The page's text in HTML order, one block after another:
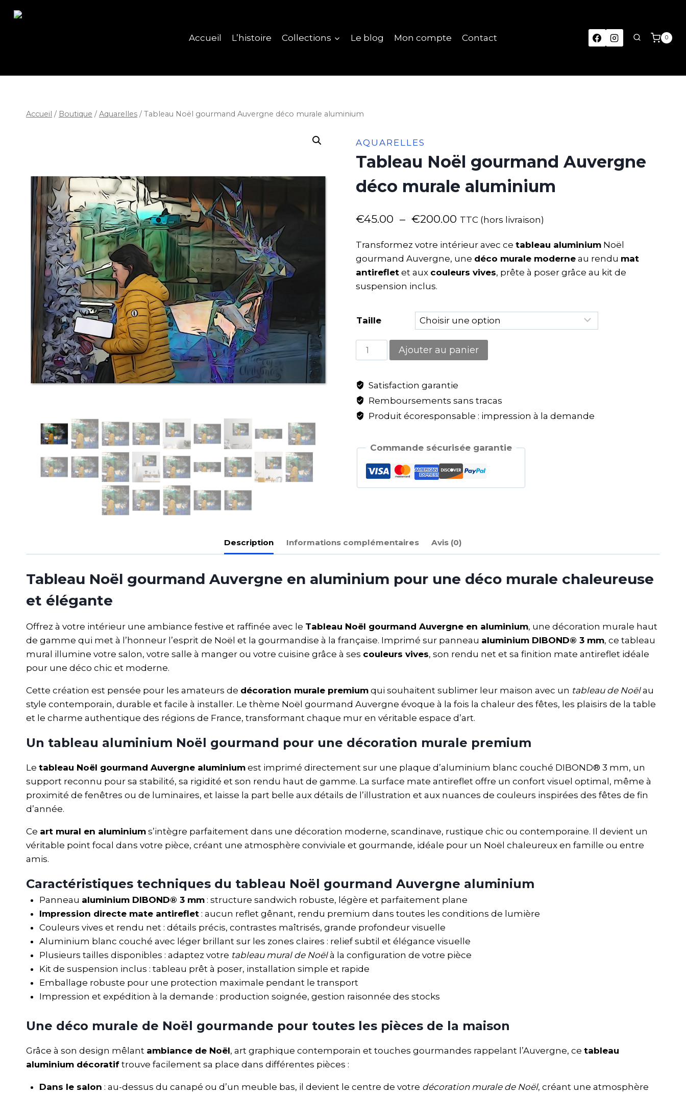
Accueil L’histoire Collections Le blog Mon compte Contact 0
Accueil / Boutique / Aquarelles / Tableau Noël gourmand Auvergne déco murale aluminium
AQUARELLES
Tableau Noël gourmand Auvergne
déco murale aluminium
€45.00 – €200.00 TTC (hors livraison)
Transformez votre intérieur avec ce tableau aluminiumNoël
gourmand Auvergne, une déco murale moderneau rendu mat
antirefletet aux couleurs vives, prête à poser grâce au kit de
suspension inclus.
Taille
Ajouter au panier
Satisfaction garantie
Remboursements sans tracas
Produit écoresponsable : impression à la demande
Commande sécurisée garantie
Description Informations complémentaires Avis (0)
Tableau Noël gourmand Auvergne en aluminium pour une déco murale chaleureuse
et élégante
Offrez à votre intérieur une ambiance festive et raffinée avec le Tableau Noël gourmand Auvergne en aluminium, une décoration murale haut
de gamme qui met à l’honneur l’esprit de Noël et la gourmandise à la française. Imprimé sur panneau aluminium DIBOND® 3 mm, ce tableau
mural illumine votre salon, votre salle à manger ou votre cuisine grâce à ses couleurs vives, son rendu net et sa finition mate antireflet idéale
pour une déco chic et moderne.
Cette création est pensée pour les amateurs de décoration murale premium qui souhaitent sublimer leur maison avec un tableau de Noëlau
style contemporain, durable et facile à installer. Le thème Noël gourmand Auvergne évoque à la fois la chaleur des fêtes, les plaisirs de la table
et le charme authentique des régions de France, transformant chaque mur en véritable espace d’art.
Un tableau aluminium Noël gourmand pour une décoration murale premium
Le tableau Noël gourmand Auvergne aluminium est imprimé directement sur une plaque d’aluminium blanc couché DIBOND® 3 mm, un
support reconnu pour sa stabilité, sa rigidité et son rendu haut de gamme. La surface mate antireflet offre un confort visuel optimal, même à
proximité de fenêtres ou de luminaires, et laisse la part belle aux détails de l’illustration et aux nuances de couleurs inspirées des fêtes de fin
d’année.
Ce art mural en aluminium s’intègre parfaitement dans une décoration moderne, scandinave, rustique chic ou contemporaine. Il devient un
véritable point focal dans votre pièce, créant une atmosphère conviviale et gourmande, idéale pour un Noël chaleureux en famille ou entre
amis.
Caractéristiques techniques du tableau Noël gourmand Auvergne aluminium
Panneau aluminium DIBOND® 3 mm: structure sandwich robuste, légère et parfaitement plane
Impression directe mate antireflet: aucun reflet gênant, rendu premium dans toutes les conditions de lumière
Couleurs vives et rendu net : détails précis, contrastes maîtrisés, grande profondeur visuelle
Aluminium blanc couché avec léger brillant sur les zones claires : relief subtil et élégance visuelle
Plusieurs tailles disponibles : adaptez votre tableau mural de Noëlà la configuration de votre pièce
Kit de suspension inclus : tableau prêt à poser, installation simple et rapide
Emballage robuste pour une protection maximale pendant le transport
Impression et expédition à la demande : production soignée, gestion raisonnée des stocks
Une déco murale de Noël gourmande pour toutes les pièces de la maison
Grâce à son design mêlant ambiance de Noël, art graphique contemporain et touches gourmandes rappelant l’Auvergne, ce tableau
aluminium décoratif trouve facilement sa place dans différentes pièces :
Dans le salon : au-dessus du canapé ou d’un meuble bas, il devient le centre de votre décoration murale de Noël, créant une atmosphère